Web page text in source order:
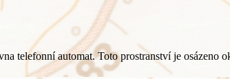
telefonní automat. Toto prostranství je osázeno